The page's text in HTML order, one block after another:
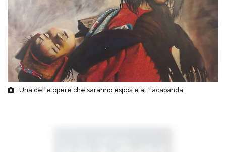
Una delle opere che saranno esposte al Tacabanda